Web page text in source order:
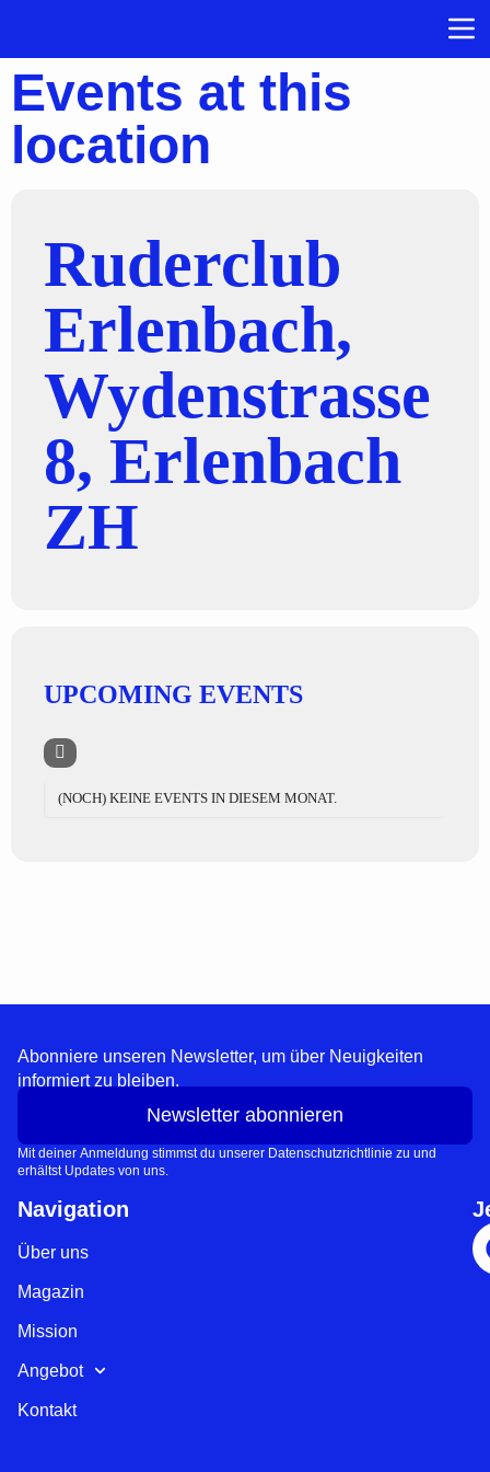
Events at this
location
Ruderclub
Erlenbach,
Wydenstrasse
8, Erlenbach
ZH
UPCOMING EVENTS
(NOCH) KEINE EVENTS IN DIESEM MONAT.
Abonniere unseren Newsletter, um über Neuigkeiten
informiert zu bleiben.
Newsletter abonnieren
Mit deiner Anmeldung stimmst du unserer Datenschutzrichtlinie zu und
erhältst Updates von uns.
Navigation
Über uns
Magazin
Mission
Angebot
Kontakt